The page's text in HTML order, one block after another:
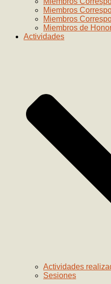
Miembros
Miembros
Miembros de
Actividades
Actividades
Sesiones